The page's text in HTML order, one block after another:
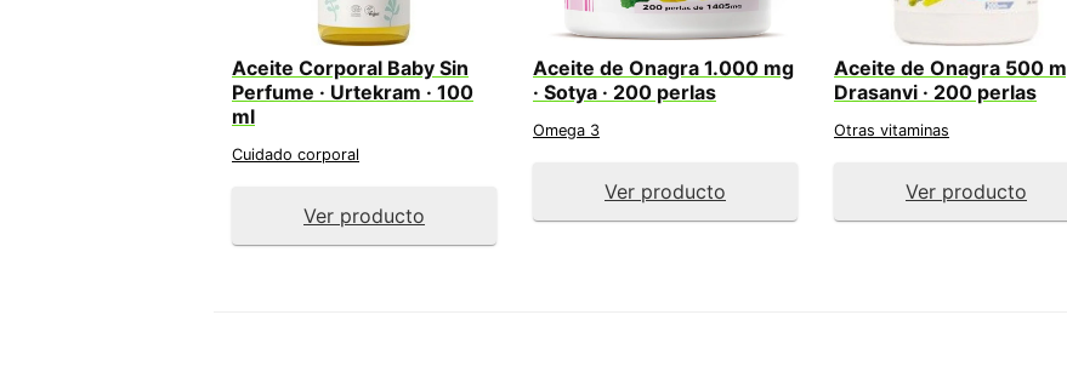
Aceite Corporal Baby Sin
Perfume · Urtekram · 100
ml
Cuidado corporal
Ver producto
Aceite de Onagra 1.000 mg
· Sotya · 200 perlas
Omega 3
Ver producto
Aceite de Onagra 500
Drasanvi · 200 perlas
Otras vitaminas
Ver producto